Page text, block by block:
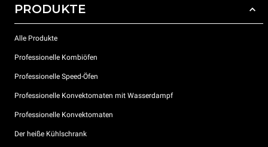
PRODUKTE
Alle Produkte
Professionelle Kombiöfen
Professionelle Speed-Öfen
Professionelle Konvektomaten mit Wasserdampf
Professionelle Konvektomaten
Der heiße Kühlschrank